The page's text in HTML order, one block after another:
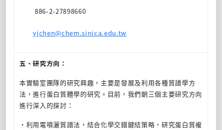
886-2-27898660
yjchen@chem.sinica.edu.tw
五、研究方向：
本實驗室團隊的研究興趣，主要是發展及利用各種質譜學方
法，進行蛋白質體學的研究。目前，我們朝三個主要研究方向
進行深入的探討：
‧利用電噴灑質譜法，結合化學交錯鍵結策略，研究蛋白質複